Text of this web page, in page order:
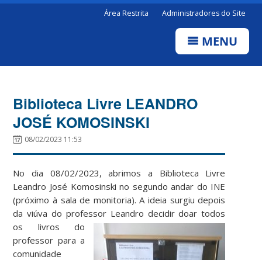
Área Restrita Administradores do Site
MENU
Biblioteca Livre LEANDRO
JOSÉ KOMOSINSKI
08/02/2023 11:53
No dia 08/02/2023, abrimos a Biblioteca Livre
Leandro José Komosinski no segundo andar do INE
(próximo à sala de monitoria). A ideia surgiu depois
da viúva do professorLeandro decidir doar todos
os livros do
professor para a
comunidade